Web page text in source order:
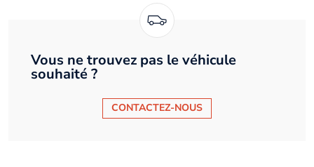
Vous ne trouvez pas le véhicule
souhaité ?
CONTACTEZ-NOUS